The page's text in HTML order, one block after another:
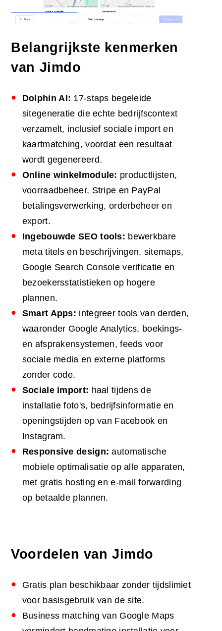
Belangrijkste kenmerken
van Jimdo
DolphinAI: 17-staps begeleide
sitegeneratie die echte bedrijfscontext
verzamelt, inclusief sociale import en
kaartmatching, voordat een resultaat
wordt gegenereerd.
Online winkelmodule: productlijsten,
voorraadbeheer, Stripe en PayPal
betalingsverwerking, orderbeheer en
export.
IngebouwdeSEOtools: bewerkbare
meta titels en beschrijvingen, sitemaps,
Google Search Console verificatie en
bezoekersstatistieken op hogere
plannen.
Smart Apps: integreer tools van derden,
waaronder Google Analytics, boekings-
en afsprakensystemen, feeds voor
sociale media en externe platforms
zonder code.
Sociale import: haal tijdens de
installatie foto's, bedrijfsinformatie en
openingstijden op van Facebook en
Instagram.
Responsive design: automatische
mobiele optimalisatie op alle apparaten,
met gratis hosting en e-mail forwarding
op betaalde plannen.
Voordelen van Jimdo
Gratis plan beschikbaar zonder tijdslimiet
voor basisgebruik van de site.
Business matching van Google Maps